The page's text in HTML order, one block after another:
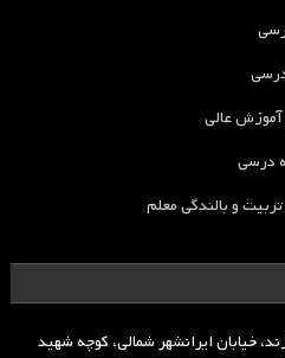
آموزش عالی
درسی
و بالندگی معلم
خیابان ایرانشهر شمالی، کوچه شهید